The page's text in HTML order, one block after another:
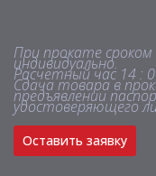
При прокате сроком
индивидуально.
Расчетный час 14 :
Сдача товара в
предъявлении
удостоверяющего
Оставить заявку